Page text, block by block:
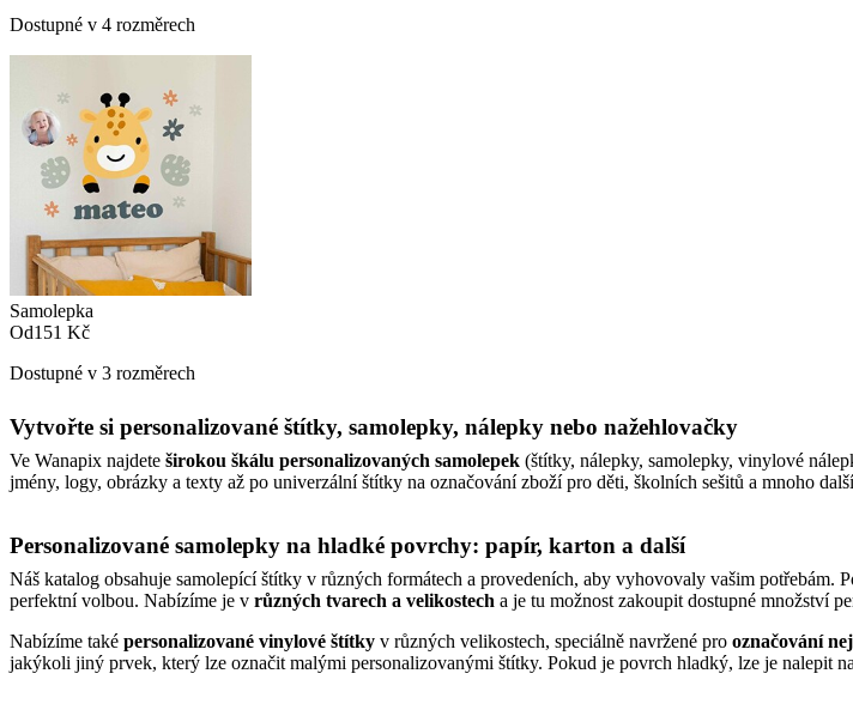
Dostupné v 4 rozměrech
Samolepka
Od151 Kč
Dostupné v 3 rozměrech
Vytvořte si personalizované štítky, samolepky, nálepky nebo nažehlovačky
Ve Wanapix najdete širokou škálu personalizovaných samolepek (štítky, nálepky, samolepky, vinylové
jmény, logy, obrázky a texty až po univerzální štítky na označování zboží pro děti, školních sešitů a mnoho
Personalizované samolepky na hladké povrchy: papír, karton a další
Náš katalog obsahuje samolepící štítky v různých formátech a provedeních, aby vyhovovaly vašim potřebám.
perfektní volbou. Nabízíme je v různých tvarech a velikostech a je tu možnost zakoupit dostupné množství
Nabízíme také personalizované vinylové štítky v různých velikostech, speciálně navržené pro označování
jakýkoli jiný prvek, který lze označit malými personalizovanými štítky. Pokud je povrch hladký, lze je nalepit